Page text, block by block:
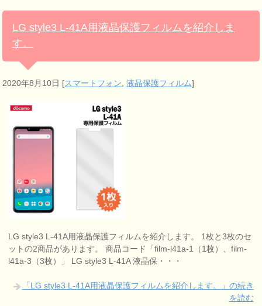
LG style3 L-41A用液晶保護フィルムを紹介しま
す。
2020年8月10日 [スマートフォン ,液晶保護フィルム]
LG style3 L-41A用液晶保護フィルムを紹介します。 1枚と3枚のセ
ットの2商品があります。 商品コード「film-l41a-1（1枚）、film-
l41a-3（3枚）」 LG style3 L-41A 液晶保・・・
「LG style3 L-41A用液晶保護フィルムを紹介します。」の続き
を読む